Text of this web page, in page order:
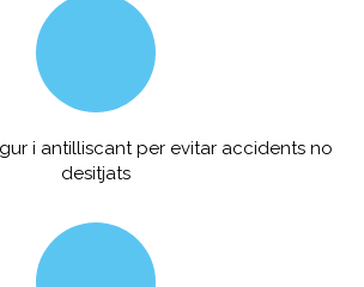
i antilliscant per evitar accidents no
desitjats